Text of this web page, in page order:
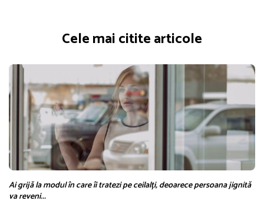
Cele mai citite articole
Ai grijă la modul în care îi tratezi pe ceilalți, deoarece persoana jignită
va reveni...